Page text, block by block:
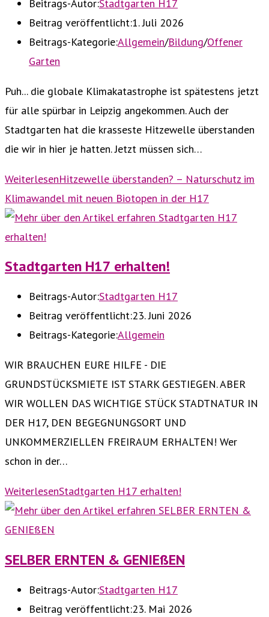
Beitrags-Autor:Stadtgarten H17
Beitrag veröffentlicht:1. Juli 2026
Beitrags-Kategorie:Allgemein/Bildung/Offener
Garten
Puh... die globale Klimakatastrophe ist spätestens jetzt
für alle spürbar in Leipzig angekommen. Auch der
Stadtgarten hat die krasseste Hitzewelle überstanden
die wir in hier je hatten. Jetzt müssen sich…
WeiterlesenHitzewelle überstanden? – Naturschutz im
Klimawandel mit neuen Biotopen in der H17
Stadtgarten H17 erhalten!
Beitrags-Autor:Stadtgarten H17
Beitrag veröffentlicht:23. Juni 2026
Beitrags-Kategorie:Allgemein
WIR BRAUCHEN EURE HILFE - DIE
GRUNDSTÜCKSMIETE IST STARK GESTIEGEN. ABER
WIR WOLLEN DAS WICHTIGE STÜCK STADTNATUR IN
DER H17, DEN BEGEGNUNGSORT UND
UNKOMMERZIELLEN FREIRAUM ERHALTEN! Wer
schon in der…
WeiterlesenStadtgarten H17 erhalten!
SELBER ERNTEN & GENIEßEN
Beitrags-Autor:Stadtgarten H17
Beitrag veröffentlicht:23. Mai 2026